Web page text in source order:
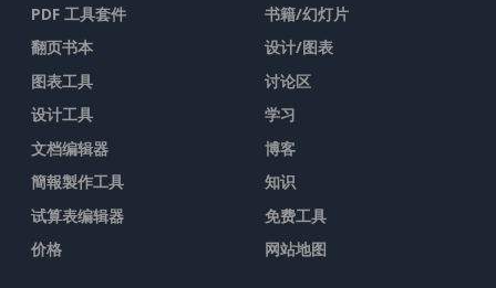
PDF 工具套件
翻页书本
图表工具
设计工具
文档编辑器
簡報製作工具
试算表编辑器
价格
书籍/幻灯片
设计/图表
讨论区
学习
博客
知识
免费工具
网站地图